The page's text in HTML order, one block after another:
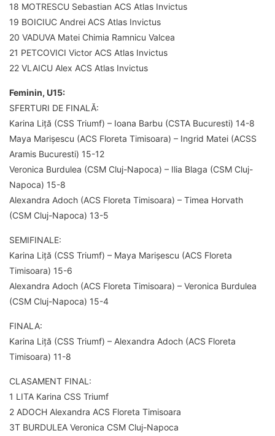
18 MOTRESCU Sebastian ACS Atlas Invictus
19 BOICIUC Andrei ACS Atlas Invictus
20 VADUVA Matei Chimia Ramnicu Valcea
21 PETCOVICI Victor ACS Atlas Invictus
22 VLAICU Alex ACS Atlas Invictus
Feminin, U15:
SFERTURI DE FINALĂ:
Karina Liță (CSS Triumf) – Ioana Barbu (CSTA Bucuresti) 14-8
Maya Marișescu (ACS Floreta Timisoara) – Ingrid Matei (ACSS
Aramis Bucuresti) 15-12
Veronica Burdulea (CSM Cluj-Napoca) – Ilia Blaga (CSM Cluj-
Napoca) 15-8
Alexandra Adoch (ACS Floreta Timisoara) – Timea Horvath
(CSM Cluj-Napoca) 13-5
SEMIFINALE:
Karina Liță (CSS Triumf) – Maya Marișescu (ACS Floreta
Timisoara) 15-6
Alexandra Adoch (ACS Floreta Timisoara) – Veronica Burdulea
(CSM Cluj-Napoca) 15-4
FINALA:
Karina Liță (CSS Triumf) – Alexandra Adoch (ACS Floreta
Timisoara) 11-8
CLASAMENT FINAL:
1 LITA Karina CSS Triumf
2 ADOCH Alexandra ACS Floreta Timisoara
3T BURDULEA Veronica CSM Cluj-Napoca